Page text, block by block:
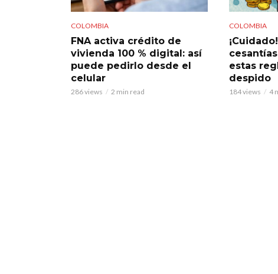
COLOMBIA
FNA activa crédito de
vivienda 100 % digital: así
puede pedirlo desde el
celular
286 views 2 min read
COLOMBIA
estas
despido
184 views 4